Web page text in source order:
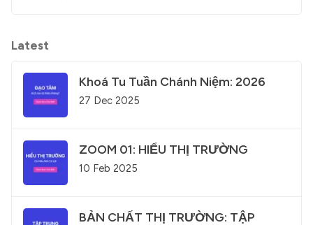
Latest
Khoá Tu Tuần Chánh Niệm: 2026
27 Dec 2025
ZOOM 01: HIỂU THỊ TRƯỜNG
10 Feb 2025
BẢN CHẤT THỊ TRƯỜNG: TẬP